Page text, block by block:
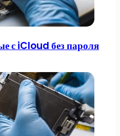
с iCloud без пароля